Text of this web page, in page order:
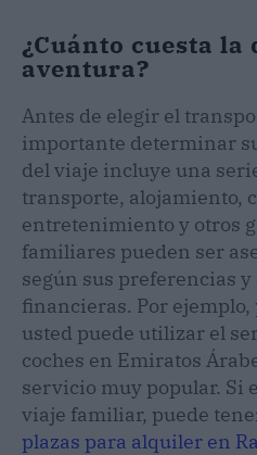
¿Cuánto cuesta
aventura?
Antes de elegir el
importante determinar
del viaje incluye una
transporte, alojamiento,
entretenimiento y otros
familiares pueden ser
según sus preferencias y
financieras. Por ejemplo,
usted puede utilizar el
coches en Emiratos
servicio muy popular. Si
viaje familiar, puede
plazas para alquiler en